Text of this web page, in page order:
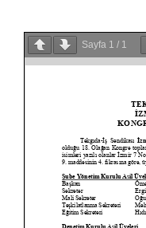
Sayfa 1 / 1